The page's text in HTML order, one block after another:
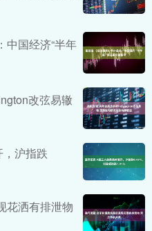
中国经济“半年
改弦易辙
沪指跌
花洒有排泄物